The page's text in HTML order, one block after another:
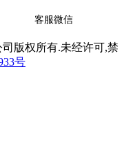
客服微信
版权所有.未经许可,禁
号